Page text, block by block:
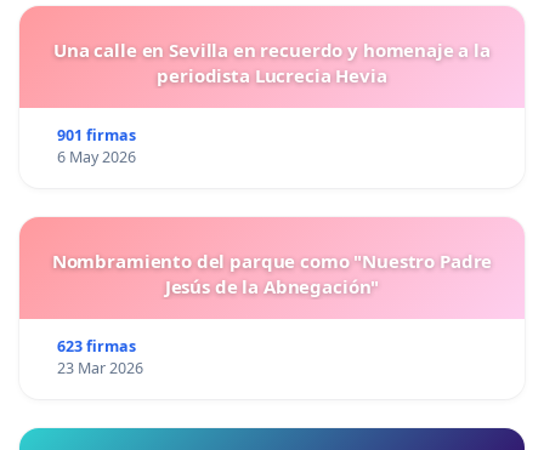
Una calle en Sevilla en recuerdo y homenaje a la
periodista Lucrecia Hevia
901 firmas
6 May 2026
Nombramiento del parque como "Nuestro Padre
Jesús de la Abnegación"
623 firmas
23 Mar 2026